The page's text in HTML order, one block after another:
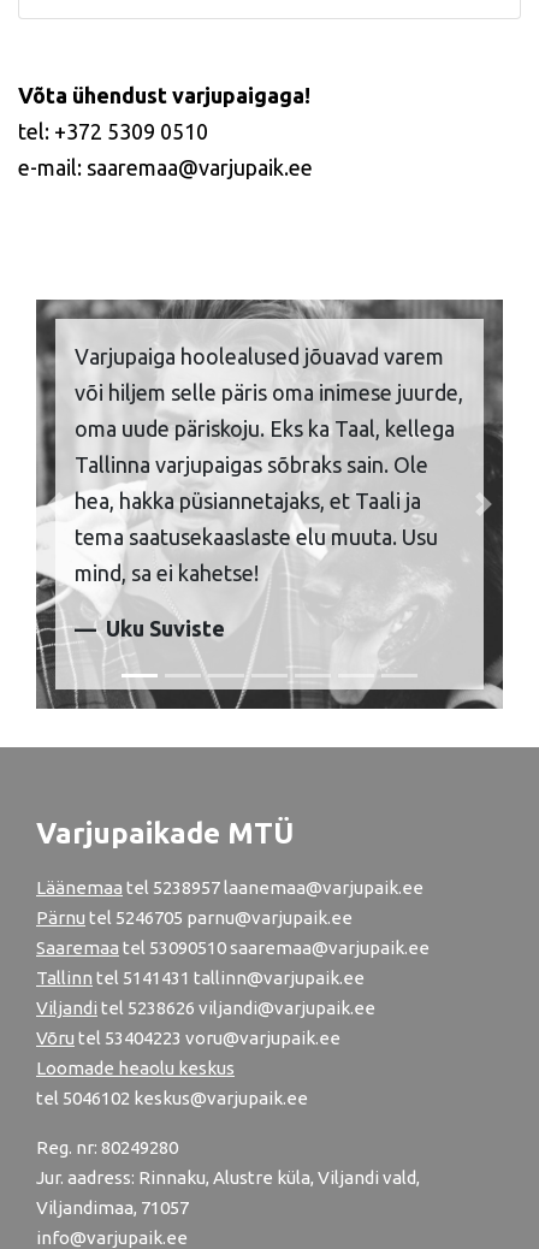
Võta ühendust varjupaigaga!
tel: +372 5309 0510
e-mail: saaremaa@varjupaik.ee
Varjupaiga hoolealused jõuavad varem
või hiljem selle päris oma inimese juurde,
oma uude päriskoju. Eks ka Taal, kellega
Tallinna varjupaigas sõbraks sain. Ole
hea, hakka püsiannetajaks, et Taali ja
tema saatusekaaslaste elu muuta. Usu
mind, sa ei kahetse!
Uku Suviste
Previous Next
Varjupaikade MTÜ
Läänemaa tel 5238957 laanemaa@varjupaik.ee
Pärnu tel 5246705 parnu@varjupaik.ee
Saaremaa tel 53090510 saaremaa@varjupaik.ee
Tallinn tel 5141431 tallinn@varjupaik.ee
Viljandi tel 5238626 viljandi@varjupaik.ee
Võru tel 53404223 voru@varjupaik.ee
Loomade heaolu keskus
tel 5046102 keskus@varjupaik.ee
Reg. nr: 80249280
Jur. aadress: Rinnaku, Alustre küla, Viljandi vald,
Viljandimaa, 71057
info@varjupaik.ee